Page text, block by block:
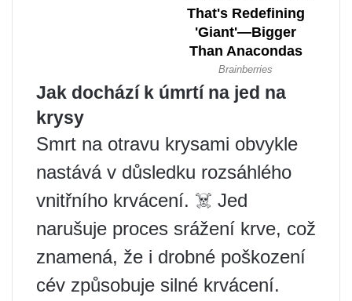
Jak dochází k úmrtí na jed na
krysy
Smrt na otravu krysami obvykle
nastává v důsledku rozsáhlého
vnitřního krvácení. ☠️ Jed
narušuje proces srážení krve, což
znamená, že i drobné poškození
cév způsobuje silné krvácení.